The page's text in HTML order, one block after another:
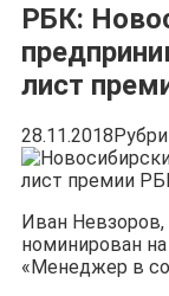
РБК:
лист
28.11.2018
Иван Невзоров,
номинирован
«Менеджер в